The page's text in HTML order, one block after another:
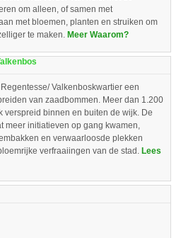
om alleen, of samen met
met bloemen, planten en struiken om
te maken. Meer Waarom?
Valkenboskwartier een
van zaadbommen. Meer dan 1.200
binnen en buiten de wijk. De
meer initiatieven op gang kwamen,
en verwaarloosde plekken
verfraaiingen van de stad. Lees